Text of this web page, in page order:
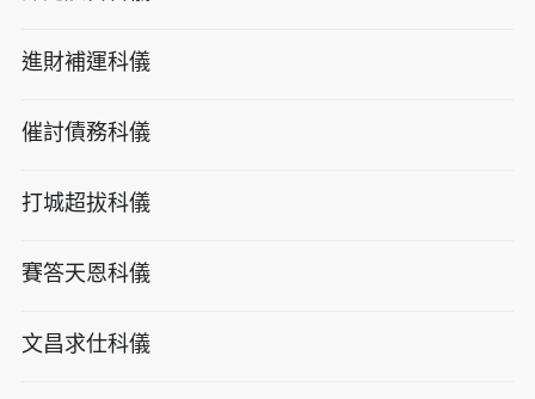
進財補運科儀
催討債務科儀
打城超拔科儀
賽答天恩科儀
文昌求仕科儀